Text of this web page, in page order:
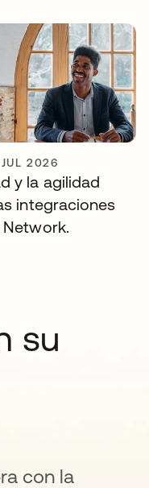
2026
y la agilidad
integraciones
Network.
su
con la